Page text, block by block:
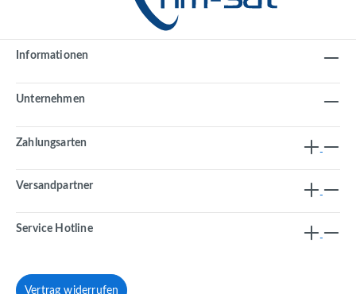
Informationen
Unternehmen
Zahlungsarten
Versandpartner
Service Hotline
Vertrag widerrufen